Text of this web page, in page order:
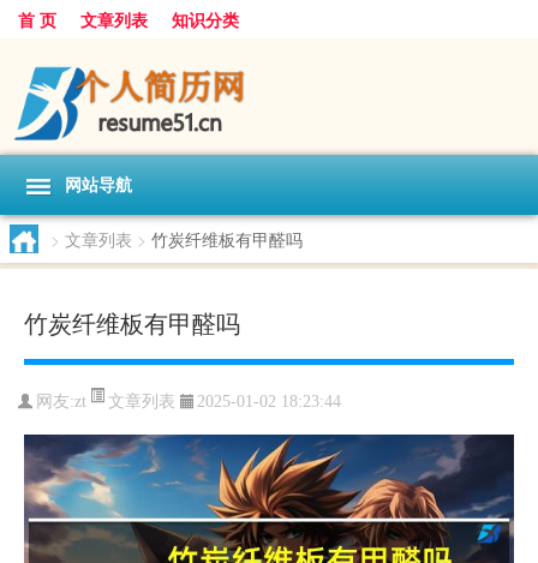
首 页 文章列表 知识分类
网站导航
> 文章列表 > 竹炭纤维板有甲醛吗
竹炭纤维板有甲醛吗
网友:zt 文章列表 2025-01-02 18:23:44